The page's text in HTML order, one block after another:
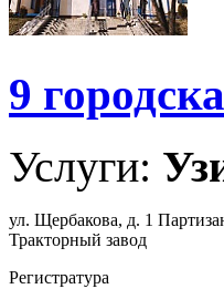
9
Услуги:
ул. Щербакова, д. 1
Тракторный завод
Регистратура